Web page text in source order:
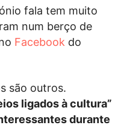
fala tem muito
num berço de
Facebookdo
são outros.
ligados à cultura”
durante